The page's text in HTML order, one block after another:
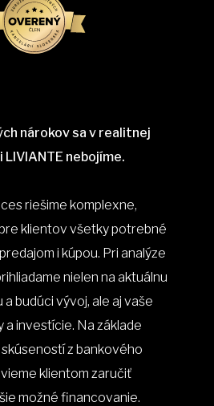
nárokov sa v realitnej
LIVIANTE nebojíme.
riešime komplexne,
klientov všetky potrebné
i kúpou. Pri analýze
nielen na aktuálnu
a budúci vývoj, ale aj vaše
a investície. Na základe
z bankového
klientom zaručiť
možné financovanie.